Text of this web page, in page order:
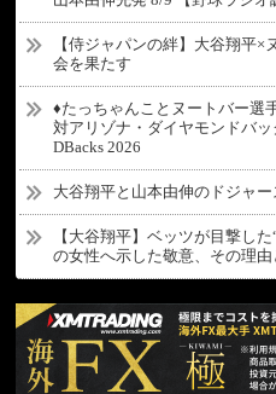
【侍ジャパンの絆】大谷翔平
会を果たす
♦たっちゃんことヌートバー選
対アリゾナ・ダイヤモンドバ
DBacks 2026
大谷翔平と山本由伸のドジャ
【大谷翔平】ベッツが目撃し
の女性へ示した敬意、その理由